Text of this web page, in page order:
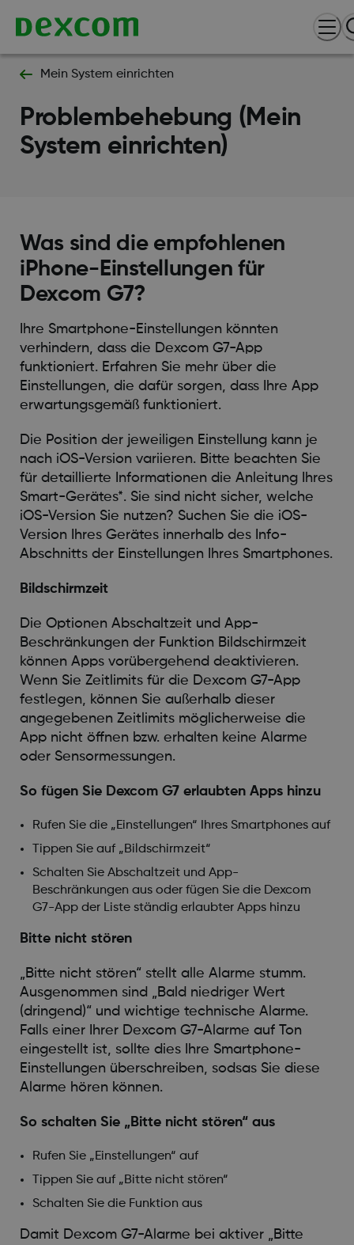
Mein System einrichten
Problembehebung (Mein
System einrichten)
Was sind die empfohlenen
iPhone-Einstellungen für
Dexcom G7?
Ihre Smartphone-Einstellungen könnten
verhindern, dass die Dexcom G7-App
funktioniert. Erfahren Sie mehr über die
Einstellungen, die dafür sorgen, dass Ihre App
erwartungsgemäß funktioniert.
Die Position der jeweiligen Einstellung kann je
nach iOS-Version variieren. Bitte beachten Sie
für detaillierte Informationen die Anleitung Ihres
Smart-Gerätes*. Sie sind nicht sicher, welche
iOS-Version Sie nutzen? Suchen Sie die iOS-
Version Ihres Gerätes innerhalb des Info-
Abschnitts der Einstellungen Ihres Smartphones.
Bildschirmzeit
Die Optionen Abschaltzeit und App-
Beschränkungen der Funktion Bildschirmzeit
können Apps vorübergehend deaktivieren.
Wenn Sie Zeitlimits für die Dexcom G7-App
festlegen, können Sie außerhalb dieser
angegebenen Zeitlimits möglicherweise die
App nicht öffnen bzw. erhalten keine Alarme
oder Sensormessungen.
So fügen Sie Dexcom G7 erlaubten Apps hinzu
Rufen Sie die „Einstellungen“ Ihres Smartphones auf
Tippen Sie auf „Bildschirmzeit“
Schalten Sie Abschaltzeit und App-
Beschränkungen aus oder fügen Sie die Dexcom
G7-App der Liste ständig erlaubter Apps hinzu
Bitte nicht stören
„Bitte nicht stören“ stellt alle Alarme stumm.
Ausgenommen sind „Bald niedriger Wert
(dringend)“ und wichtige technische Alarme.
Falls einer Ihrer Dexcom G7-Alarme auf Ton
eingestellt ist, sollte dies Ihre Smartphone-
Einstellungen überschreiben, sodsas Sie diese
Alarme hören können.
So schalten Sie „Bitte nicht stören“ aus
Rufen Sie „Einstellungen“ auf
Tippen Sie auf „Bitte nicht stören“
Schalten Sie die Funktion aus
Damit Dexcom G7-Alarme bei aktiver „Bitte